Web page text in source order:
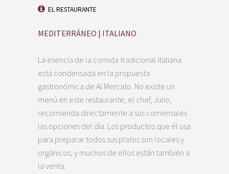
EL RESTAURANTE
MEDITERRÁNEO | ITALIANO
La esencia de la comida tradicional italiana
está condensada en la propuesta
gastronómica de Al Mercato. No existe un
menú en este restaurante; el chef, Julio,
recomienda directamente a sus comensales
las opciones del día. Los productos que él usa
para preparar todos sus platos son locales y
orgánicos, y muchos de ellos están también a
la venta.